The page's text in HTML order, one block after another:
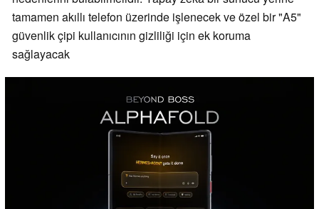
tamamen akıllı telefon üzerinde işlenecek ve özel bir "A5"
güvenlik çipi kullanıcının gizliliği için ek koruma
sağlayacak